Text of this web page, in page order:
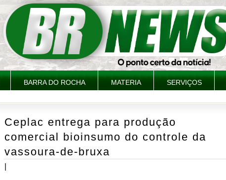
BARRA DO ROCHA MATERIA SERVIÇOS
Ceplac entrega para produção
comercial bioinsumo do controle da
vassoura-de-bruxa